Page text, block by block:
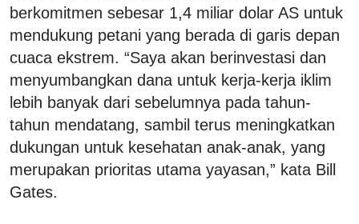
berkomitmen sebesar 1,4 miliar dolar AS untuk
mendukung petani yang berada di garis depan
cuaca ekstrem. “Saya akan berinvestasi dan
menyumbangkan dana untuk kerja-kerja iklim
lebih banyak dari sebelumnya pada tahun-
tahun mendatang, sambil terus meningkatkan
dukungan untuk kesehatan anak-anak, yang
merupakan prioritas utama yayasan,” kata Bill
Gates.